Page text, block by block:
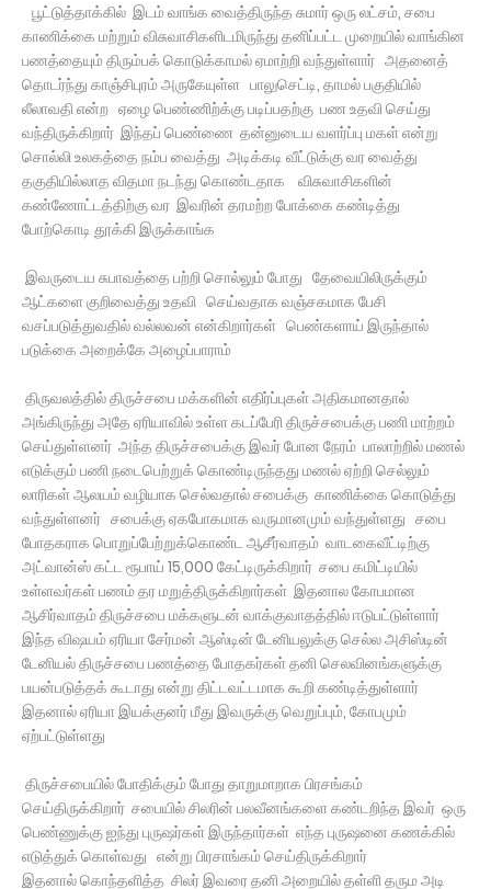
பூட்டுத்தாக்கில் இடம் வாங்க வைத்திருந்த சுமார் ஒரு லட்சம், சபை
காணிக்கை மற்றும் விசுவாசிகளிடமிருந்து தனிப்பட்ட முறையில் வாங்கின
பணத்தையும் திரும்பக் கொடுக்காமல் ஏமாற்றி வந்துள்ளார் அதனைத்
தொடர்ந்து காஞ்சிபுரம் அருகேயுள்ள பாலுசெட்டி, தாமல் பகுதியில்
லீலாவதி என்ற ஏழை பெண்ணிற்க்கு படிப்பதற்கு பண உதவி செய்து
வந்திருக்கிறார் இந்தப் பெண்ணை தன்னுடைய வளர்ப்பு மகள் என்று
சொல்லி உலகத்தை நம்ப வைத்து அடிக்கடி வீட்டுக்கு வர வைத்து
தகுதியில்லாத விதமா நடந்து கொண்டதாக விசுவாசிகளின்
கண்ணோட்டத்திற்கு வர இவரின் தரமற்ற போக்கை கண்டித்து
போற்கொடி தூக்கி இருக்காங்க
இவருடைய சுபாவத்தை பற்றி சொல்லும் போது தேவையிலிருக்கும்
ஆட்களை குறிவைத்து உதவி செய்வதாக வஞ்சகமாக பேசி
வசப்படுத்துவதில் வல்லவன் என்கிறார்கள் பெண்களாய் இருந்தால்
படுக்கை அறைக்கே அழைப்பாராம்
திருவலத்தில் திருச்சபை மக்களின் எதிர்ப்புகள் அதிகமானதால்
அங்கிருந்து அதே ஏரியாவில் உள்ள கடப்பேரி திருச்சபைக்கு பணி மாற்றம்
செய்துள்ளனர் அந்த திருச்சபைக்கு இவர் போன நேரம் பாலாற்றில் மணல்
எடுக்கும் பணி நடைபெற்றுக் கொண்டிருந்தது மணல் ஏற்றி செல்லும்
லாரிகள் ஆலயம் வழியாக செல்வதால் சபைக்கு காணிக்கை கொடுத்து
வந்துள்ளனர் சபைக்கு ஏகபோகமாக வருமானமும் வந்துள்ளது சபை
போதகராக பொறுப்பேற்றுக்கொண்ட ஆசீர்வாதம் வாடகைவீட்டிற்கு
அட்வான்ஸ் கட்ட ரூபாய் 15,000 கேட்டிருக்கிறார் சபை கமிட்டியில்
உள்ளவர்கள் பணம் தர மறுத்திருக்கிறார்கள் இதனால கோபமான
ஆசிர்வாதம் திருச்சபை மக்களுடன் வாக்குவாதத்தில் ஈடுபட்டுள்ளார்
இந்த விஷயம் ஏரியா சேர்மன் ஆஸ்டின் டேனியலுக்கு செல்ல அசிஸ்டின்
டேனியல் திருச்சபை பணத்தை போதகர்கள் தனி செலவினங்களுக்கு
பயன்படுத்தக் கூடாது என்று திட்டவட்டமாக கூறி கண்டித்துள்ளார்
இதனால் ஏரியா இயக்குனர் மீது இவருக்கு வெறுப்பும், கோபமும்
ஏற்பட்டுள்ளது
திருச்சபையில் போதிக்கும் போது தாறுமாறாக பிரசங்கம்
செய்திருக்கிறார் சபையில் சிலரின் பலவீனங்களை கண்டறிந்த இவர் ஒரு
பெண்ணுக்கு ஐந்து புருஷர்கள் இருந்தார்கள் எந்த புருஷனை கணக்கில்
எடுத்துக் கொள்வது என்று பிரசாங்கம் செய்திருக்கிறார்
இதனால் கொந்தளித்த சிலர் இவரை தனி அறையில் தள்ளி தரும அடி